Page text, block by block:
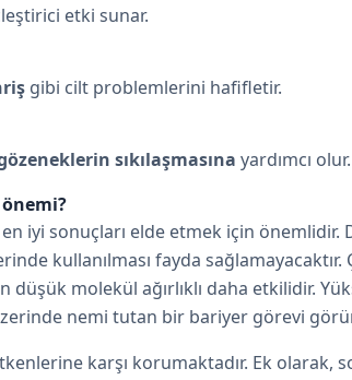
etki sunar.
gibi cilt problemlerini hafifletir.
sıkılaşmasına yardımcı olur.
iyi sonuçları elde etmek için
kullanılması fayda
molekül ağırlıklı daha etkilidir.
nemi tutan bir bariyer görevi
karşı korumaktadır. Ek olarak,